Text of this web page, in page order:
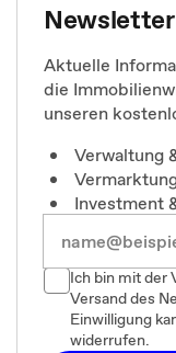
Aktuelle
die
unseren
Verwaltung
Investment
Ich bin mit der
Versand des
Einwilligung
widerrufen.